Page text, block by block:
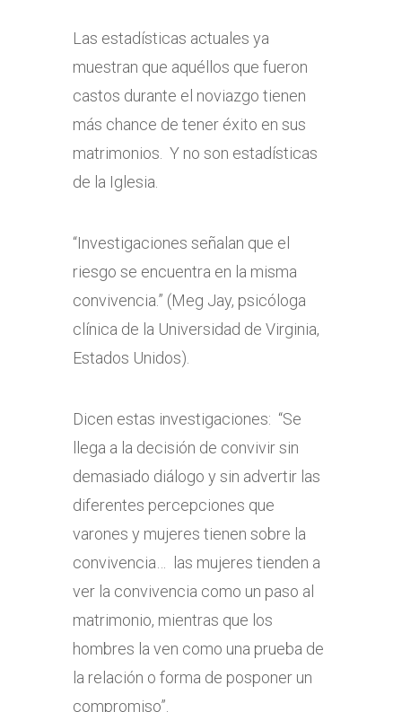
Las estadísticas actuales ya
muestran que aquéllos que fueron
castos durante el noviazgo tienen
más chance de tener éxito en sus
matrimonios. Y no son estadísticas
de la Iglesia.
“Investigaciones señalan que el
riesgo se encuentra en la misma
convivencia.” (Meg Jay, psicóloga
clínica de la Universidad de Virginia,
Estados Unidos).
Dicen estas investigaciones: “Se
llega a la decisión de convivir sin
demasiado diálogo y sin advertir las
diferentes percepciones que
varones y mujeres tienen sobre la
convivencia… las mujeres tienden a
ver la convivencia como un paso al
matrimonio, mientras que los
hombres la ven como una prueba de
la relación o forma de posponer un
compromiso”.